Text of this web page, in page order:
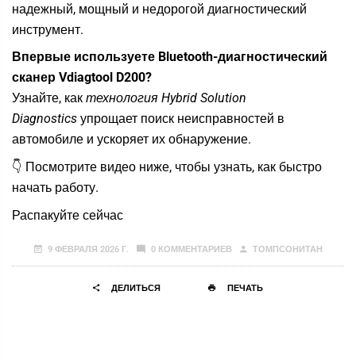
надежный, мощный и недорогой диагностический
инструмент.
Впервые используете Bluetooth-диагностический
сканер Vdiagtool D200?
Узнайте, как технология Hybrid Solution
Diagnostics упрощает поиск неисправностей в
автомобиле и ускоряет их обнаружение.
👇 Посмотрите видео ниже, чтобы узнать, как быстро
начать работу.
Распакуйте сейчас
9 ФЕВРАЛЯ 2026 Г. 0 КОММЕНТАРИЕВ ТОМПСОНИТАН
ДЕЛИТЬСЯ ПЕЧАТЬ